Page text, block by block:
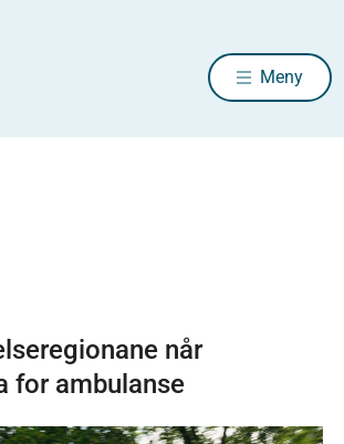
Meny
når
for ambulanse